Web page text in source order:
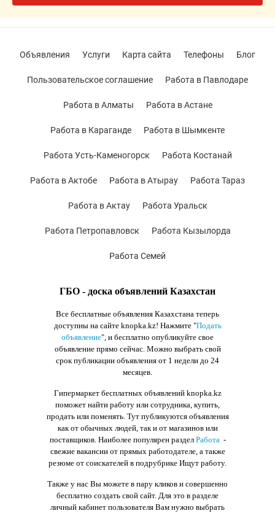
ГБО - доска объявлений Казахстан
Все бесплатные объявления Казахстана теперь
доступны на сайте knopka.kz! Нажмите "Подать
объявление", и бесплатно опубликуйте свое
объявление прямо сейчас. Можно выбрать свой
срок публикации объявления от 1 недели до 24
месяцев.
Гипермаркет бесплатных объявлений knopka.kz
поможет найти работу или сотрудника, купить,
продать или поменять. Тут публикуются объявления
как от обычных людей, так и от магазинов или
поставщиков. Наиболее популярен раздел Работа-
свежие вакансии от прямых работодателе, а также
резюме от соискателей в подрубрике Ищут работу.
Также у нас Вы можете в пару кликов и совершенно
бесплатно создать свой сайт. Для это в разделе
личный кабинет пользователя Вам нужно выбрать
Объявления Услуги Карта сайта Телефоны Блог
Пользовательское соглашение Работа в Павлодаре
Работа в Алматы Работа в Астане
Работа в Караганде Работа в Шымкенте
Работа Усть-Каменогорск Работа Костанай
Работа в Актобе Работа в Атырау Работа Тараз
Работа в Актау Работа Уральск
Работа Петропавловск Работа Кызылорда
Работа Семей